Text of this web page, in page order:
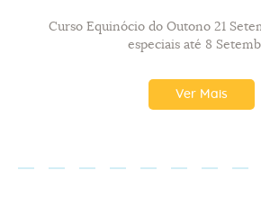
Curso Equinócio do Outono 21
especiais até 8
Ver Mais